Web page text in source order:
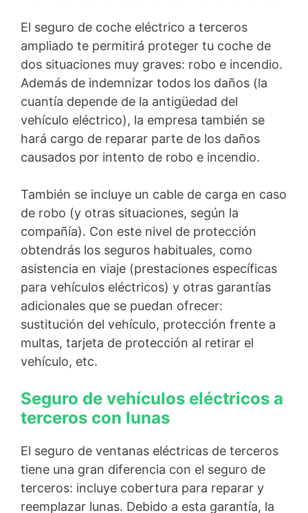
El seguro de coche eléctrico a terceros
ampliado te permitirá proteger tu coche de
dos situaciones muy graves: robo e incendio.
Además de indemnizar todos los daños (la
cuantía depende de la antigüedad del
vehículo eléctrico), la empresa también se
hará cargo de reparar parte de los daños
causados ​​por intento de robo e incendio.
También se incluye un cable de carga en caso
de robo (y otras situaciones, según la
compañía). Con este nivel de protección
obtendrás los seguros habituales, como
asistencia en viaje (prestaciones específicas
para vehículos eléctricos) y otras garantías
adicionales que se puedan ofrecer:
sustitución del vehículo, protección frente a
multas, tarjeta de protección al retirar el
vehículo, etc.
Seguro de vehículos eléctricos a
terceros con lunas
El seguro de ventanas eléctricas de terceros
tiene una gran diferencia con el seguro de
terceros: incluye cobertura para reparar y
reemplazar lunas. Debido a esta garantía, la